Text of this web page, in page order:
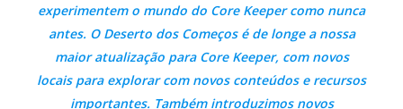
experimentem o mundo do Core Keeper como nunca
antes. O Deserto dos Começos é de longe a nossa
maior atualização para Core Keeper, com novos
locais para explorar com novos conteúdos e recursos
importantes. Também introduzimos novos